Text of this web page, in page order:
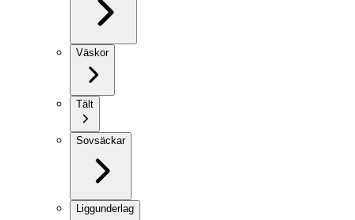
Väskor
Tält
Sovsäckar
Liggunderlag